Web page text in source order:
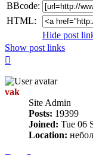
BBcode:
HTML:
Hide post
Show post links
vak
Site Admin
Posts: 19399
Joined: Tue 06
Location: